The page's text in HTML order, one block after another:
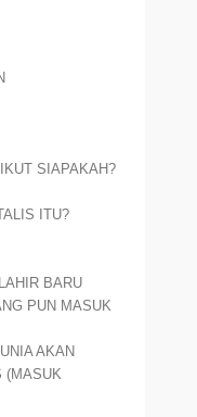
SIAPAKAH?
ITU?
BARU
PUN MASUK
AKAN
(MASUK